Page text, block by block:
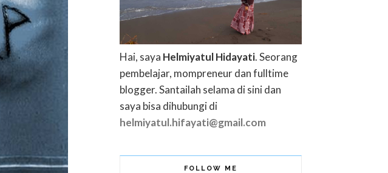
Hai, saya Helmiyatul Hidayati. Seorang
pembelajar, mompreneur dan fulltime
blogger. Santailah selama di sini dan
saya bisa dihubungi di
helmiyatul.hifayati@gmail.com
FOLLOW ME